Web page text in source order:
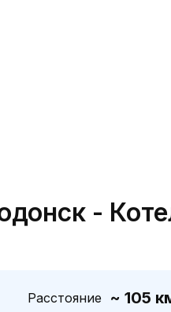
-
Расстояние ~ 105